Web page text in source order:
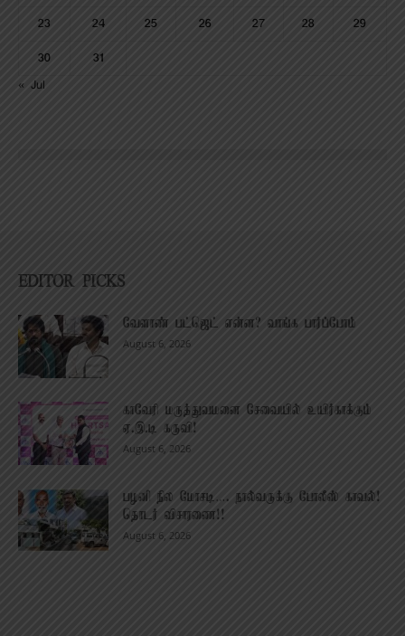
23 24 25 26 27 28 29
30
31
« Jul
EDITOR PICKS
வேளாண் பட்ஜெட் என்ன? வாங்க பார்ப்போம்
August 6, 2026
காவேரி மருத்துவமனை சேவையில் உயிர்காக்கும்
ஏ.இ.டி கருவி!
August 6, 2026
பழனி நில மோசடி…. நால்வருக்கு போலீஸ் காவல்!
தொடர் விசாரணை!!
August 6, 2026